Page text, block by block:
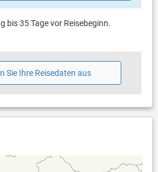
bis 35 Tage vor Reisebeginn.
Sie Ihre Reisedaten aus